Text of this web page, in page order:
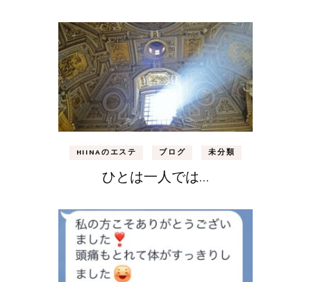
HIINAのエステ ブログ 未分類
ひとは一人では…